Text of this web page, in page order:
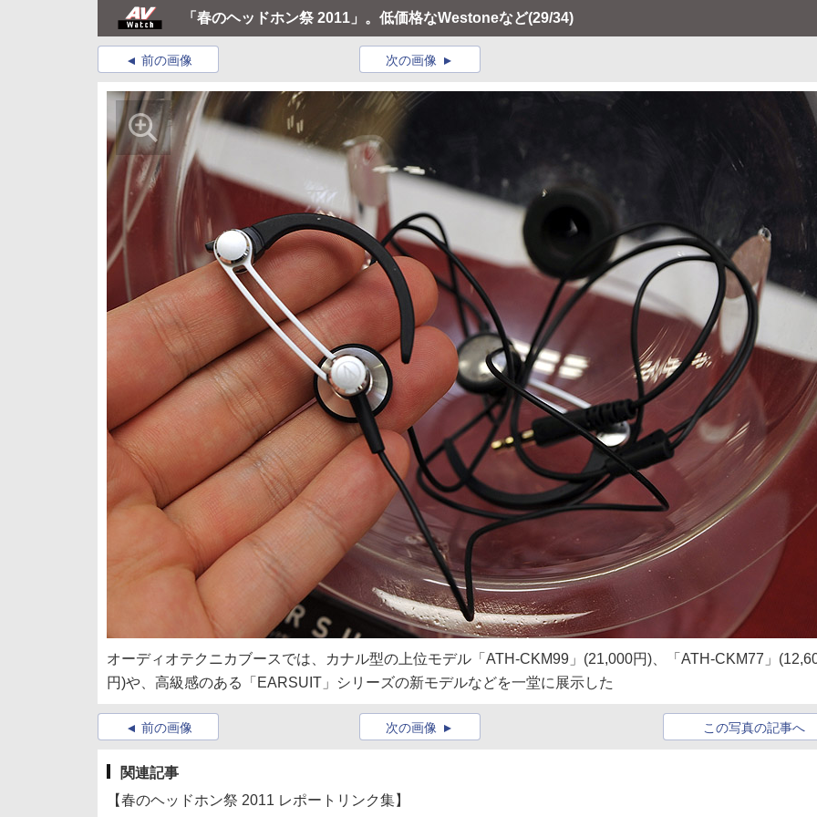
「春のヘッドホン祭 2011」。低価格なWestoneなど(29/34)
前の画像 次の画像
オーディオテクニカブースでは、カナル型の上位モデル「ATH-CKM99」(21,000円)、「ATH-CKM77」
円)や、高級感のある「EARSUIT」シリーズの新モデルなどを一堂に展示した
前の画像 この写真の記事へ
次の画像
関連記事
【春のヘッドホン祭 2011 レポートリンク集】